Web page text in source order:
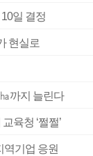
일 결정
현실로
까지 늘린다
육청 ‘쩔쩔’
기업 응원